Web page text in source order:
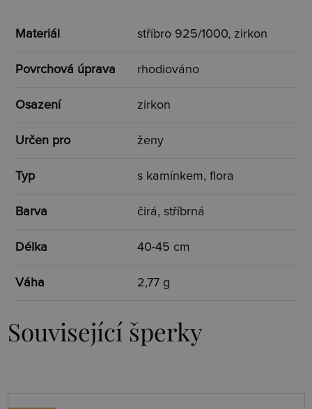
Materiál stříbro 925/1000, zirkon
Povrchová úprava rhodiováno
Osazení zirkon
Určen pro ženy
Typ s kamínkem, flora
Barva čirá, stříbrná
Délka 40-45 cm
Váha 2,77 g
Související šperky